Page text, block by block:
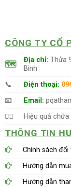
CÔNG TY CỔ
🗺 Địa chỉ: Thửa
Bình
📞
Điện thoại:
📧
Email:
👨‍⚕️
Hiệu quả
THÔNG TIN
Chính sách
Hướng dẫn
Hướng dẫn